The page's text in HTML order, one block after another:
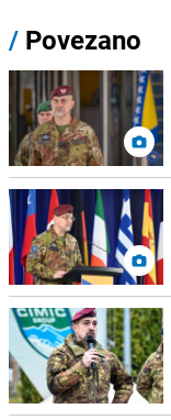
/ Povezano